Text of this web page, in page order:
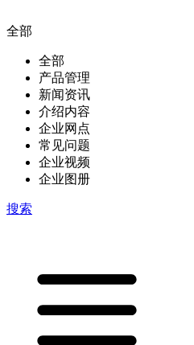
全部
全部
产品管理
新闻资讯
介绍内容
企业网点
常见问题
企业视频
企业图册
搜索